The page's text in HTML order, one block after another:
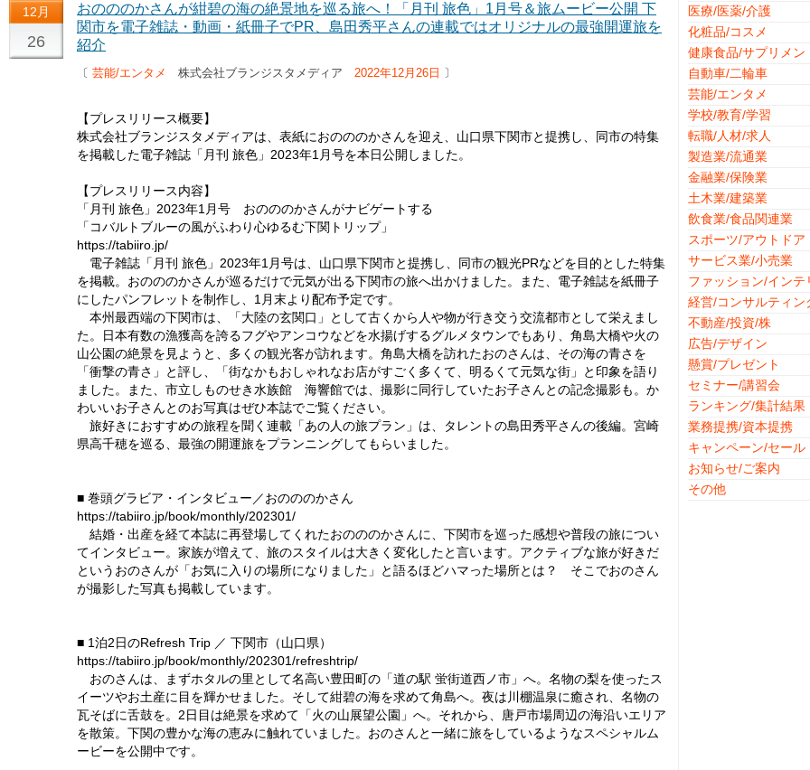
12月
26
おのののかさんが紺碧の海の絶景地を巡る旅へ！「月刊 旅色」1月号＆旅ムービー公開 下
関市を電子雑誌・動画・紙冊子でPR、島田秀平さんの連載ではオリジナルの最強開運旅を
紹介
〔 芸能/エンタメ 株式会社ブランジスタメディア 2022年12月26日 〕
【プレスリリース概要】
株式会社ブランジスタメディアは、表紙におのののかさんを迎え、山口県下関市と提携し、同市の特集
を掲載した電子雑誌「月刊 旅色」2023年1月号を本日公開しました。
【プレスリリース内容】
「月刊 旅色」2023年1月号 おのののかさんがナビゲートする
「コバルトブルーの風がふわり心ゆるむ下関トリップ」
https://tabiiro.jp/
電子雑誌「月刊 旅色」2023年1月号は、山口県下関市と提携し、同市の観光PRなどを目的とした特集
を掲載。おのののかさんが巡るだけで元気が出る下関市の旅へ出かけました。また、電子雑誌を紙冊子
にしたパンフレットを制作し、1月末より配布予定です。
本州最西端の下関市は、「大陸の玄関口」として古くから人や物が行き交う交流都市として栄えまし
た。日本有数の漁獲高を誇るフグやアンコウなどを水揚げするグルメタウンでもあり、角島大橋や火の
山公園の絶景を見ようと、多くの観光客が訪れます。角島大橋を訪れたおのさんは、その海の青さを
「衝撃の青さ」と評し、「街なかもおしゃれなお店がすごく多くて、明るくて元気な街」と印象を語り
ました。また、市立しものせき水族館 海響館では、撮影に同行していたお子さんとの記念撮影も。か
わいいお子さんとのお写真はぜひ本誌でご覧ください。
旅好きにおすすめの旅程を聞く連載「あの人の旅プラン」は、タレントの島田秀平さんの後編。宮崎
県高千穂を巡る、最強の開運旅をプランニングしてもらいました。
■ 巻頭グラビア・インタビュー／おのののかさん
https://tabiiro.jp/book/monthly/202301/
結婚・出産を経て本誌に再登場してくれたおのののかさんに、下関市を巡った感想や普段の旅につい
てインタビュー。家族が増えて、旅のスタイルは大きく変化したと言います。アクティブな旅が好きだ
というおのさんが「お気に入りの場所になりました」と語るほどハマった場所とは？ そこでおのさん
が撮影した写真も掲載しています。
■ 1泊2日のRefresh Trip ／ 下関市（山口県）
https://tabiiro.jp/book/monthly/202301/refreshtrip/
おのさんは、まずホタルの里として名高い豊田町の「道の駅 蛍街道西ノ市」へ。名物の梨を使ったス
イーツやお土産に目を輝かせました。そして紺碧の海を求めて角島へ。夜は川棚温泉に癒され、名物の
瓦そばに舌鼓を。2日目は絶景を求めて「火の山展望公園」へ。それから、唐戸市場周辺の海沿いエリア
を散策。下関の豊かな海の恵みに触れていました。おのさんと一緒に旅をしているようなスペシャルム
ービーを公開中です。
医療/医薬/介護
化粧品/コスメ
健康食品/サプリメン
自動車/二輪車
芸能/エンタメ
学校/教育/学習
転職/人材/求人
製造業/流通業
金融業/保険業
土木業/建築業
飲食業/食品関連業
スポーツ/アウトドア
サービス業/小売業
ファッション/インテ
経営/コンサルティン
不動産/投資/株
広告/デザイン
懸賞/プレゼント
セミナー/講習会
ランキング/集計結果
業務提携/資本提携
キャンペーン/セール
お知らせ/ご案内
その他